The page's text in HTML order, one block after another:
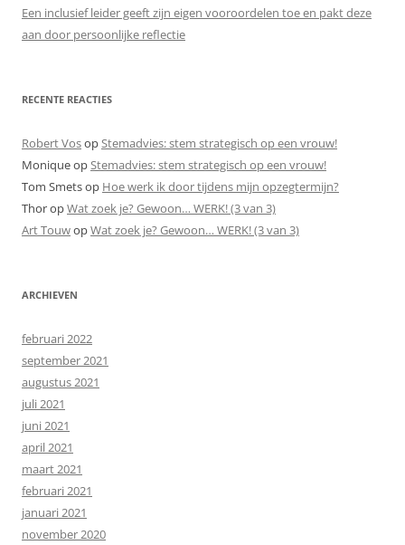
Een inclusief leider geeft zijn eigen vooroordelen toe en pakt deze
aan door persoonlijke reflectie
RECENTE REACTIES
Robert VosopStemadvies: stem strategisch op een vrouw!
MoniqueopStemadvies: stem strategisch op een vrouw!
Tom Smetsop Hoe werk ik door tijdens mijn opzegtermijn?
ThoropWat zoek je? Gewoon… WERK! (3 van 3)
Art TouwopWat zoek je? Gewoon… WERK! (3 van 3)
ARCHIEVEN
februari 2022
september 2021
augustus 2021
juli 2021
juni 2021
april 2021
maart 2021
februari 2021
januari 2021
november 2020